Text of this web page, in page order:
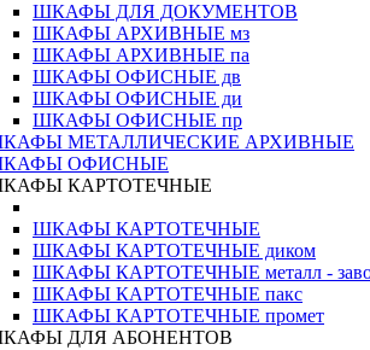
ШКАФЫ ДЛЯ ДОКУМЕНТОВ
ШКАФЫ АРХИВНЫЕ мз
ШКАФЫ АРХИВНЫЕ па
ШКАФЫ ОФИСНЫЕ дв
ШКАФЫ ОФИСНЫЕ ди
ШКАФЫ ОФИСНЫЕ пр
МЕТАЛЛИЧЕСКИЕ АРХИВНЫЕ
ОФИСНЫЕ
КАРТОТЕЧНЫЕ
ШКАФЫ КАРТОТЕЧНЫЕ
ШКАФЫ КАРТОТЕЧНЫЕ диком
ШКАФЫ КАРТОТЕЧНЫЕ металл -
ШКАФЫ КАРТОТЕЧНЫЕ пакс
ШКАФЫ КАРТОТЕЧНЫЕ промет
ДЛЯ АБОНЕНТОВ